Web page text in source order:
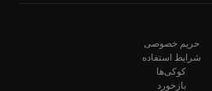
حریم خصوصی
شرایط استفاده
کوکی‌ها
بازخورد
10